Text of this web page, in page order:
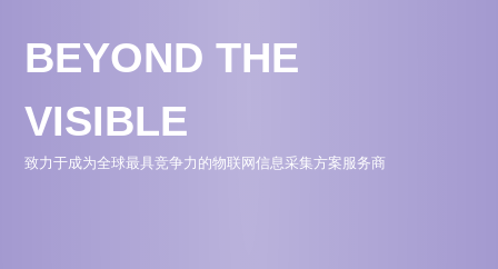
BEYOND THE
VISIBLE
致力于成为全球最具竞争力的物联网信息采集方案服务商